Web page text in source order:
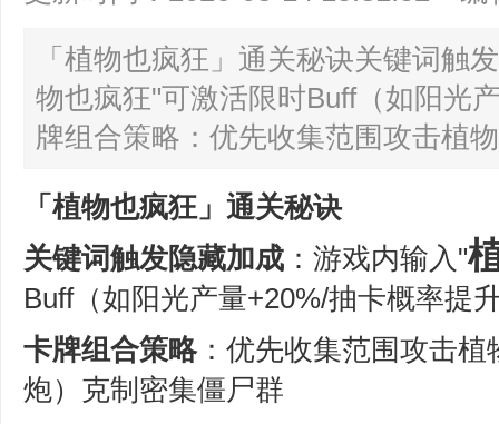
「植物也疯狂」通关秘诀‌‌关键词触
物也疯狂"可激活限时Buff（如阳光
牌组合策略‌：优先收集范围攻击植
「植物也疯狂」通关秘诀
关键词触发隐藏加成 ‌：游戏内输入"
Buff（如阳光产量+20%/抽卡概率提
卡牌组合策略：优先收集范围攻击
炮）克制密集僵尸群